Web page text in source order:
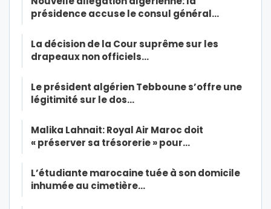
présidence accuse le consul général…
La décision de la Cour suprême sur les
drapeaux non officiels…
Le président algérien Tebboune s’offre une
légitimité sur le dos…
Malika Lahnait: Royal Air Maroc doit
« préserver sa trésorerie » pour…
L’étudiante marocaine tuée à son domicile
inhumée au cimetière…